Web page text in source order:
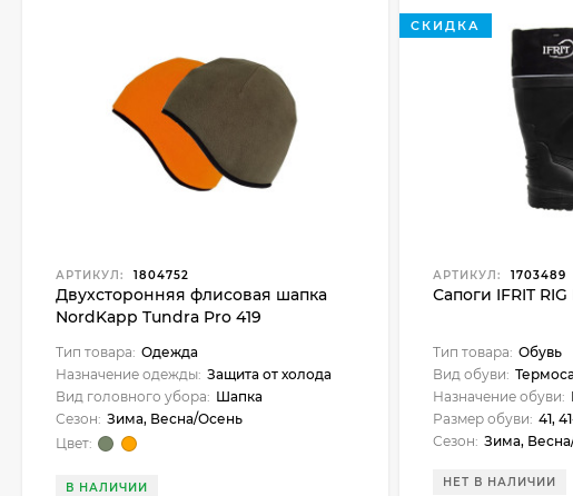
АРТИКУЛ: 1804752
Двухсторонняя флисовая шапка
NordKapp Tundra Pro 419
Тип товара: Одежда
Назначение одежды: Защита от холода
Вид головного убора: Шапка
Сезон: Зима, Весна/Осень
Цвет:
В НАЛИЧИИ
СКИДКА
АРТИКУЛ: 1703489
Сапоги IFRIT RIG
Тип товара: Обувь
Вид обуви:
Назначение обуви:
Размер обуви: 41, 41-
Сезон: Зима,
НЕТ В НАЛИЧИИ